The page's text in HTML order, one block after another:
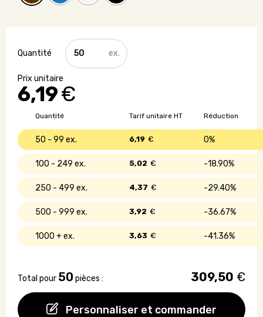
6,19€
Personnaliser et commander
quantité
de
Porte
Made
in
végétale
Quantité Réduction
Tarif unitaire HT
50 - 99 0%
6,19 €
100 - 249 18.90%
5,02 €
250 - 499 29.40%
4,37 €
500 - 999 36.67%
3,92 €
1000 + 41.36%
3,63 €
Total pour 50 pièces : 309,50 €